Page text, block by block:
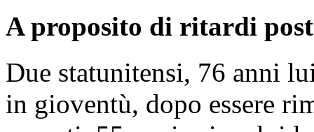
A proposito di ritardi
Due statunitensi, 76 anni
in gioventù, dopo essere